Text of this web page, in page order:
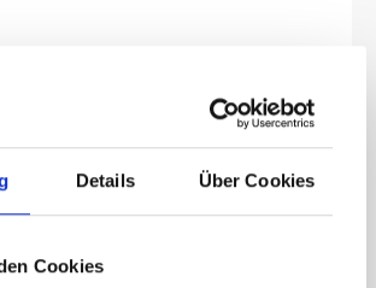
Details Über Cookies
Cookies